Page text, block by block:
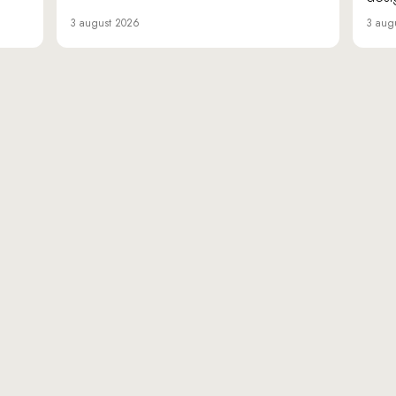
3 august 2026 3